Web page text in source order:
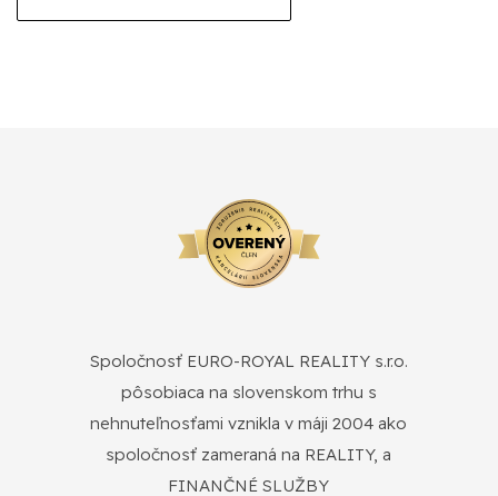
Spoločnosť EURO-ROYAL REALITY s.r.o.
pôsobiaca na slovenskom trhu s
nehnuteľnosťami vznikla v máji 2004 ako
spoločnosť zameraná na REALITY, a
FINANČNÉ SLUŽBY